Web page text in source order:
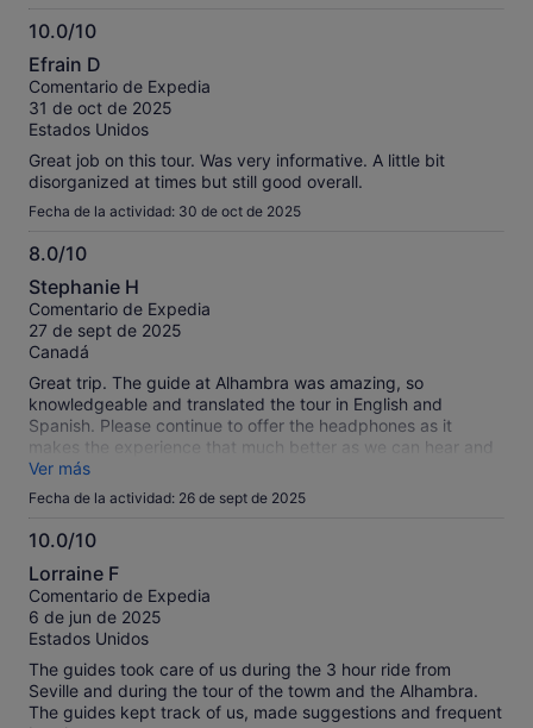
bothering me with questions.” It is nonsense . So we spent
most time of our tour that lady, and I would not recommend
anyone to spend your money for almost 6 hours silence and
inappropriate attitude.
10.0/10
10.0
sobre
10
Efrain D
Comentario de Expedia
31 de oct de 2025
Estados Unidos
Great job on this tour. Was very informative. A little bit
disorganized at times but still good overall.
Fecha de la actividad: 30 de oct de 2025
8.0/10
8.0
sobre
10
Stephanie H
Comentario de Expedia
27 de sept de 2025
Canadá
Great trip. The guide at Alhambra was amazing, so
knowledgeable and translated the tour in English and
Spanish. Please continue to offer the headphones as it
makes the experience that much better as we can hear and
walk. Gardens were beautiful and palace was magnificent.
From Seville it is a long day so be prepared to be sitting in a
bus to get there. Do think it was worth it though.
Ver más
Fecha de la actividad: 26 de sept de 2025
10.0/10
10.0
sobre
10
Lorraine F
Comentario de Expedia
6 de jun de 2025
Estados Unidos
The guides took care of us during the 3 hour ride from
Seville and during the tour of the towm and the Alhambra.
The guides kept track of us, made suggestions and frequent